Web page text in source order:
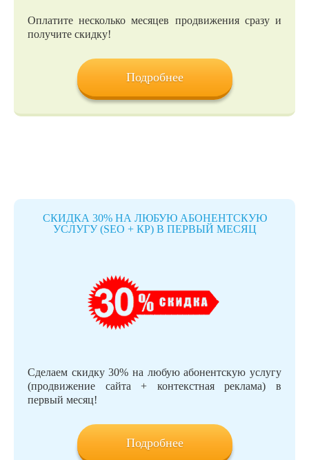
Оплатите несколько месяцев продвижения сразу и
получите скидку!
Подробнее
СКИДКА 30% НА ЛЮБУЮ АБОНЕНТСКУЮ
УСЛУГУ (SEO + КР) В ПЕРВЫЙ МЕСЯЦ
Сделаем скидку 30% на любую абонентскую услугу
(продвижение сайта + контекстная реклама) в
первый месяц!
Подробнее